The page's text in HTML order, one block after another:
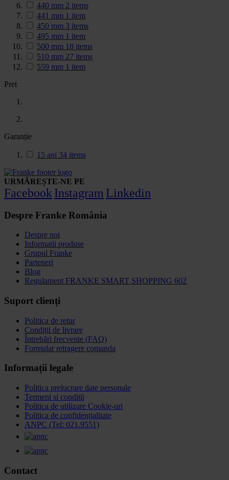
440 mm 2 items
441 mm 1 item
450 mm 3 items
495 mm 1 item
500 mm 18 items
510 mm 27 items
559 mm 1 item
Pret
Garanție
15 ani 34 items
URMĂREȘTE-NE PE
Facebook Instagram Linkedin
Despre Franke România
Despre noi
Informatii produse
Grupul Franke
Parteneri
Blog
Regulament FRANKE SMART SHOPPING 602
Suport clienți
Politica de retur
Condiții de livrare
Întrebări frecvente (FAQ)
Formular retragere comanda
Informații legale
Politica prelucrare date personale
Termeni si conditii
Politica de utilizare Cookie-uri
Politica de confidențialitate
ANPC (Tel: 021.9551)
Contact